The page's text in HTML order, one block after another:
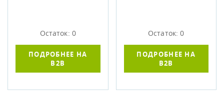
Остаток: 0
ПОДРОБНЕЕ НА
B2B
Остаток: 0
ПОДРОБНЕЕ НА
B2B